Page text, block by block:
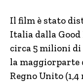
Il film è stato
Italia dalla Good
circa 5 milioni
la
Regno Unito